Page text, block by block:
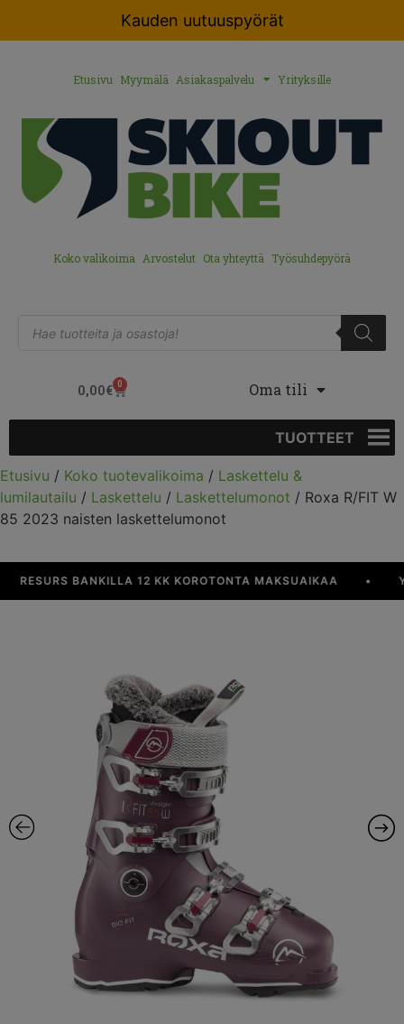
Kauden uutuuspyörät
Etusivu Myymälä Asiakaspalvelu Yrityksille
Koko valikoima Arvostelut Ota yhteyttä Työsuhdepyörä
0,00€ 0 Oma tili
TUOTTEET
Etusivu / Koko tuotevalikoima / Laskettelu &
lumilautailu / Laskettelu / Laskettelumonot / Roxa R/FIT W
85 2023 naisten laskettelumonot
BANKILLA 12 KK KOROTONTA MAKSUAIKAA